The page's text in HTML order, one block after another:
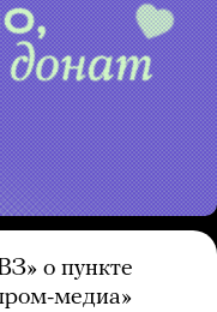
о пункте
медиа»